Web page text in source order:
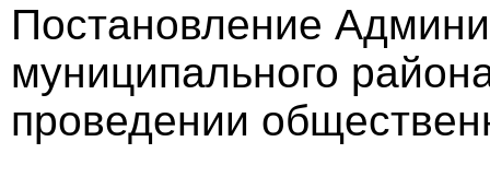
Постановление
муниципального
проведении